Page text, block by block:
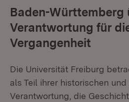
Baden-Württemberg
Verantwortung für
Vergangenheit
Die Universität Freiburg
als Teil ihrer historischen
Verantwortung, die